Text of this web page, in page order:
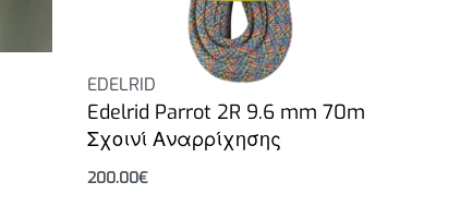
EDELRID
Edelrid Parrot 2R 9.6 mm 70m
Σχοινί Αναρρίχησης
200.00€